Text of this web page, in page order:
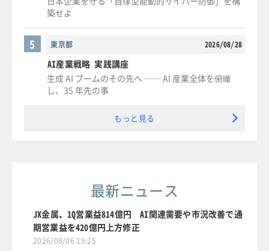
築せよ
東京都 2026/08/28
5
AI産業戦略 実践講座
生成 AI ブームのその先へ ── AI 産業全体を俯瞰
し、35 年先の事
もっと見る
最新ニュース
JX金属、1Q営業益814億円 AI関連需要や市況改善で通
期営業益を420億円上方修正
2026/08/06 19:25